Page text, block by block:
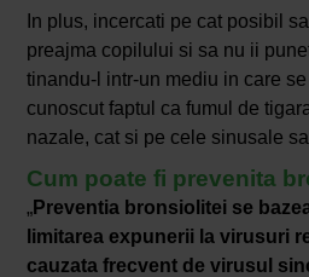
In plus, incercati pe cat posibil
preajma copilului si sa nu ii
tinandu-l intr-un mediu in care
cunoscut faptul ca fumul de
nazale, cat si pe cele sinusale
Cum poate fi prevenita
„Preventia bronsiolitei se
limitarea expunerii la virusuri
cauzata frecvent de virusul